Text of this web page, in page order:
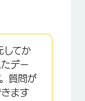
してか
デー
質問が
ます